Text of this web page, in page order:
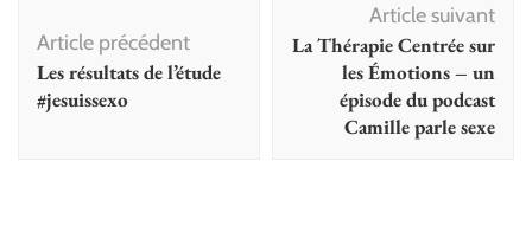
d'article
Article précédent
Les résultats de l’étude
#jesuissexo
Article suivant
La Thérapie Centrée sur
les Émotions – un
épisode du podcast
Camille parle sexe